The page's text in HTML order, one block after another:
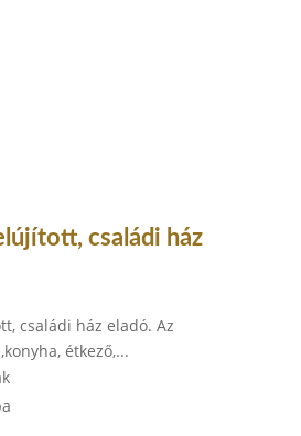
családi ház
családi ház eladó. Az
étkező,...